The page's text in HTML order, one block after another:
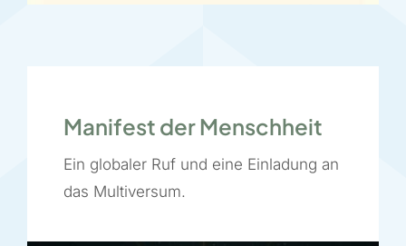
Manifest der Menschheit
Ein globaler Ruf und eine Einladung an
das Multiversum.